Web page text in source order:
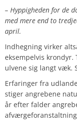
– Hyppigheden for de
med mere end to
april.
Indhegning virker
eksempelvis
ulvene sig langt væk.
Erfaringer fra
stiger angrebene
år efter falder